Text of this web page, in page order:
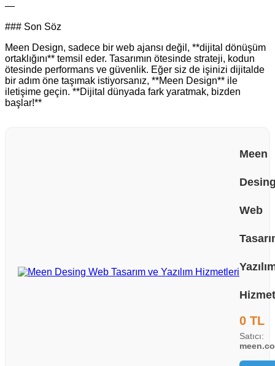
—
### Son Söz
Meen Design, sadece bir web ajansı değil, **dijital dönüşüm
ortaklığını** temsil eder. Tasarımın ötesinde strateji, kodun
ötesinde performans ve güvenlik. Eğer siz de işinizi dijitalde
bir adım öne taşımak istiyorsanız, **Meen Design** ile
iletişime geçin. **Dijital dünyada fark yaratmak, bizden
başlar!**
Meen
Web
0 TL
Satıcı: